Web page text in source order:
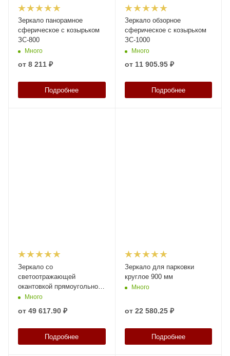
Зеркало панорамное
сферическое с козырьком
ЗС-800
Много
от 8 211 ₽
Подробнее
Зеркало обзорное
сферическое с козырьком
ЗС-1000
Много
от 11 905.95 ₽
Подробнее
Зеркало со
светоотражающей
окантовкой прямоугольное
800*1000 для улицы
Много
от 49 617.90 ₽
Подробнее
Зеркало для парковки
круглое 900 мм
Много
от 22 580.25 ₽
Подробнее